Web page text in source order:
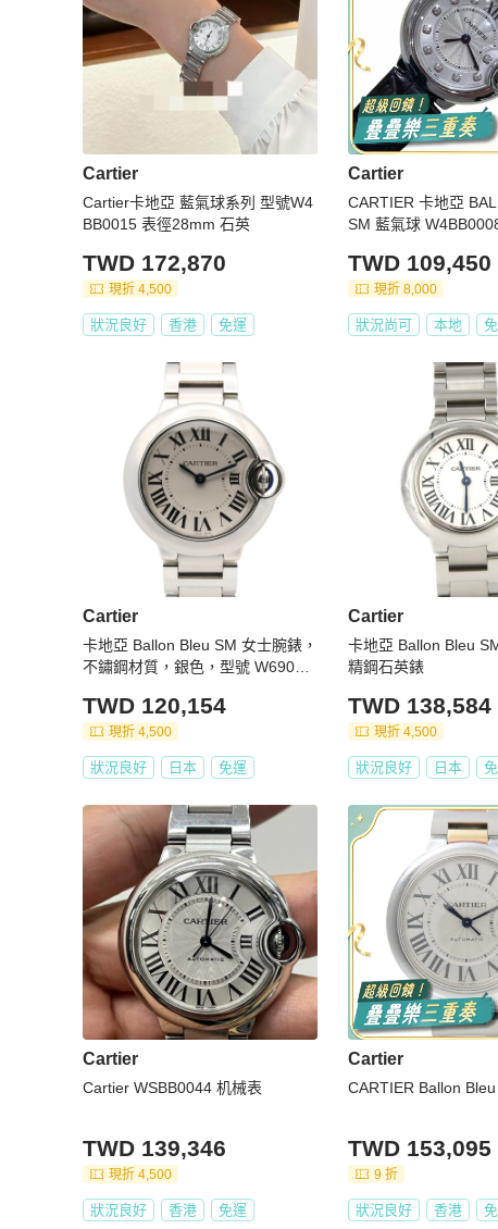
Cartier
Cartier卡地亞 藍氣球系列 型號W4
BB0015 表徑28mm 石英
TWD 172,870
現折 4,500
狀況良好 香港 免運
Cartier
CARTIER 卡地亞
SM 藍氣球
TWD 109,450
現折 8,000
狀況尚可 本地
Cartier
卡地亞 Ballon Bleu SM 女士腕錶，
不鏽鋼材質，銀色，型號 W69010
TWD 120,154
現折 4,500
狀況良好 日本 免運
Cartier
卡地亞 Ballon Bleu
精鋼石英錶
TWD 138,584
現折 4,500
狀況良好 日本
Cartier
Cartier WSBB0044 机械表
TWD 139,346
現折 4,500
狀況良好 香港 免運
Cartier
CARTIER Ballon
TWD 153,095
9 折
狀況良好 香港